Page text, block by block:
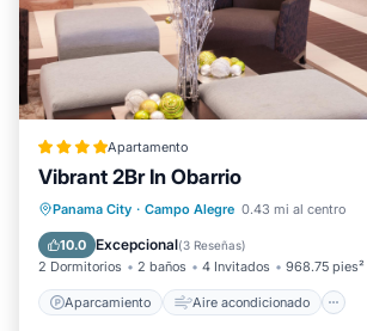
Apartamento
Vibrant 2Br In Obarrio
Panama City · Campo Alegre 0.43 mi al centro
10.0 Excepcional(3 Reseñas)
2 Dormitorios 2 baños 4 Invitados 968.75 pies²
Aparcamiento Aire acondicionado
Aparcamiento
Aire acondicionado
Internet
Se admiten mascotas